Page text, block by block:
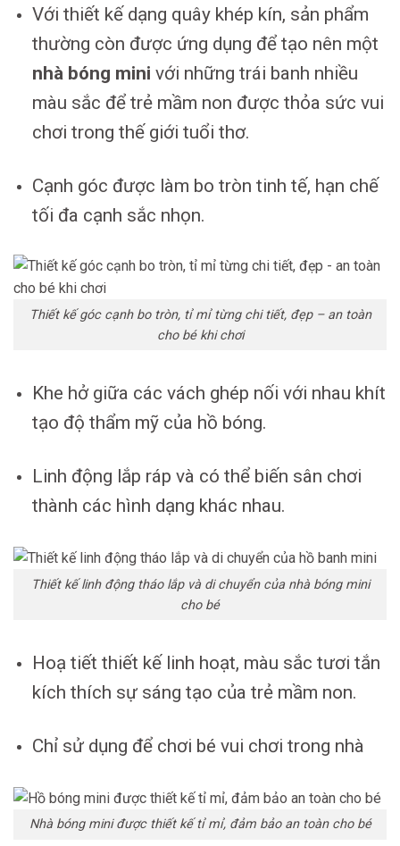
Với thiết kế dạng quây khép kín, sản phẩm
thường còn được ứng dụng để tạo nên một
nhà bóng mini với những trái banh nhiều
màu sắc để trẻ mầm non được thỏa sức vui
chơi trong thế giới tuổi thơ.
Cạnh góc được làm bo tròn tinh tế, hạn chế
tối đa cạnh sắc nhọn.
Thiết kế góc cạnh bo tròn, tỉ mỉ từng chi tiết, đẹp – an toàn
cho bé khi chơi
Khe hở giữa các vách ghép nối với nhau khít
tạo độ thẩm mỹ của hồ bóng.
Linh động lắp ráp và có thể biến sân chơi
thành các hình dạng khác nhau.
Thiết kế linh động tháo lắp và di chuyển của nhà bóng mini
cho bé
Hoạ tiết thiết kế linh hoạt, màu sắc tươi tắn
kích thích sự sáng tạo của trẻ mầm non.
Chỉ sử dụng để chơi bé vui chơi trong nhà
Nhà bóng mini được thiết kế tỉ mỉ, đảm bảo an toàn cho bé